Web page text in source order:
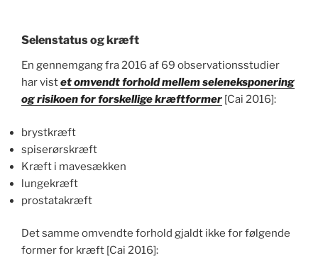
Selenstatus og kræft
En gennemgang fra 2016 af 69 observationsstudier
har vistet omvendt forhold mellem seleneksponering
og risikoen for forskellige kræftformer [Cai 2016]:
brystkræft
spiserørskræft
Kræft i mavesækken
lungekræft
prostatakræft
Det samme omvendte forhold gjaldt ikke for følgende
former for kræft [Cai 2016]: